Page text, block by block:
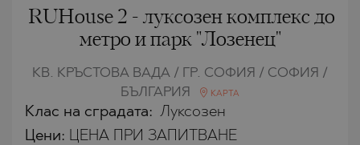
RUHouse 2 - луксозен комплекс до
метро и парк "Лозенец"
КВ. КРЪСТОВА ВАДА / ГР. СОФИЯ / СОФИЯ /
БЪЛГАРИЯ
КАРТА
Клас на сградата: Луксозен
Цени: ЦЕНА ПРИ ЗАПИТВАНЕ